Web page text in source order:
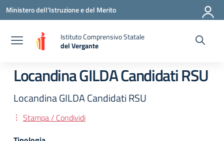
Vai ai contenuti
Vai al menu di navigazione
Vai al footer
Ministero dell'Istruzione e del Merito
Istituto Comprensivo Statale
del Vergante
— Visita la pagina iniziale della scuola
Locandina GILDA Candidati RSU
Locandina GILDA Candidati RSU
Stampa / Condividi